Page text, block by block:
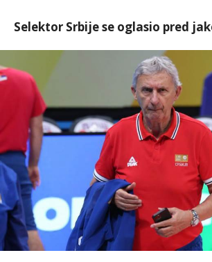
Selektor Srbije se oglasio pred